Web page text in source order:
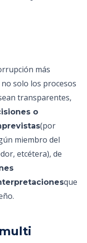
más
solo los procesos
transparentes,
o
(por
miembro del
etcétera), de
que